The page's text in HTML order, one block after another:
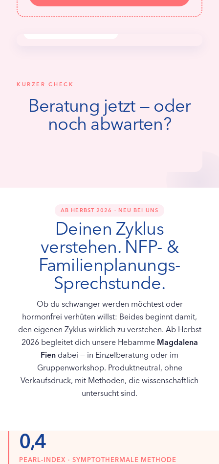
KURZER CHECK
Beratung jetzt — oder
noch abwarten?
AB HERBST 2026 · NEU BEI UNS
Deinen Zyklus
verstehen. NFP- &
Familienplanungs-
Sprechstunde.
Ob du schwanger werden möchtest oder
hormonfrei verhüten willst: Beides beginnt damit,
den eigenen Zyklus wirklich zu verstehen. Ab Herbst
2026 begleitet dich unsere Hebamme Magdalena
Fien dabei — in Einzelberatung oder im
Gruppenworkshop. Produktneutral, ohne
Verkaufsdruck, mit Methoden, die wissenschaftlich
untersucht sind.
0,4
PEARL-INDEX · SYMPTOTHERMALE METHODE